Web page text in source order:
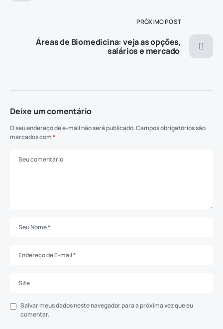
PRÓXIMO POST
Áreas de Biomedicina: veja as opções,
salários e mercado
Deixe um comentário
O seu endereço de e-mail não será publicado.Campos obrigatórios são
marcados com*
Salvar meus dados neste navegador para a próxima vez que eu
comentar.